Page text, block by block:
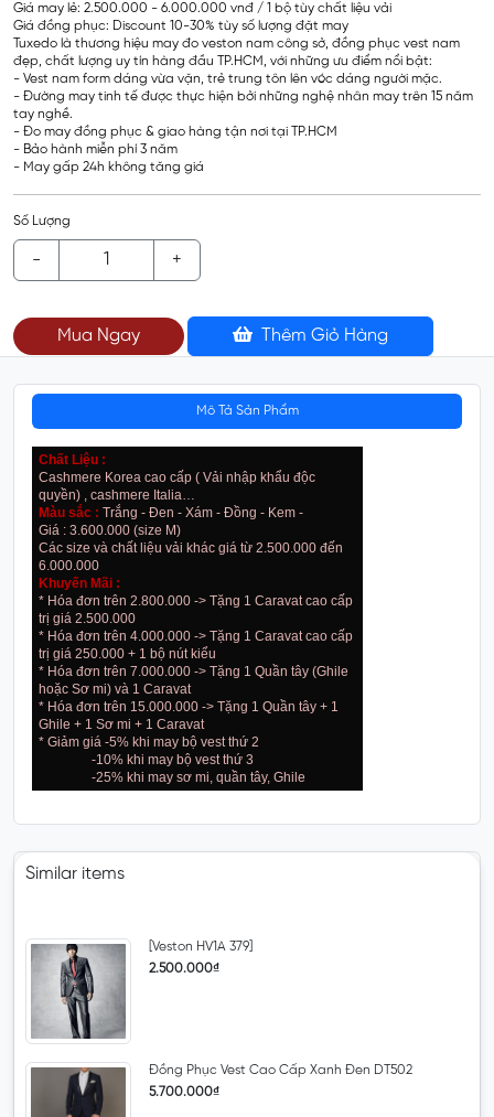
Giá may lẻ: 2.500.000 - 6.000.000 vnđ / 1 bộ tùy chất liệu vải
Giá đồng phục: Discount 10-30% tùy số lượng đặt may
Tuxedo là thương hiệu may đo veston nam công sở, đồng phục vest nam
đẹp, chất lượng uy tín hàng đầu TP.HCM, với những ưu điểm nổi bật:
- Vest nam form dáng vừa vặn, trẻ trung tôn lên vóc dáng người mặc.
- Đường may tinh tế được thực hiện bởi những nghệ nhân may trên 15 năm
tay nghề.
- Đo may đồng phục & giao hàng tận nơi tại TP.HCM
- Bảo hành miễn phí 3 năm
- May gấp 24h không tăng giá
Số Lượng
- +
Mua Ngay Thêm Giỏ Hàng
Mô Tả Sản Phẩm
Chất Liệu :
Cashmere Korea cao cấp ( Vải nhập khẩu độc
quyền) , cashmere Italia…
Màu sắc : Trắng - Đen - Xám - Đồng - Kem -
Giá : 3.600.000 (size M)
Các size và chất liệu vải khác giá từ 2.500.000 đến
6.000.000
Khuyến Mãi :
* Hóa đơn trên 2.800.000 -> Tặng 1 Caravat cao cấp
trị giá 2.500.000
* Hóa đơn trên 4.000.000 -> Tặng 1 Caravat cao cấp
trị giá 250.000 + 1 bộ nút kiểu
* Hóa đơn trên 7.000.000 -> Tặng 1 Quần tây (Ghile
hoặc Sơ mi) và 1 Caravat
* Hóa đơn trên 15.000.000 -> Tặng 1 Quần tây + 1
Ghile + 1 Sơ mi + 1 Caravat
* Giảm giá -5% khi may bộ vest thứ 2
-10% khi may bộ vest thứ 3
-25% khi may sơ mi, quần tây, Ghile
Similar items
[Veston HV1A 379]
2.500.000₫
Đồng Phục Vest Cao Cấp Xanh Đen DT502
5.700.000₫